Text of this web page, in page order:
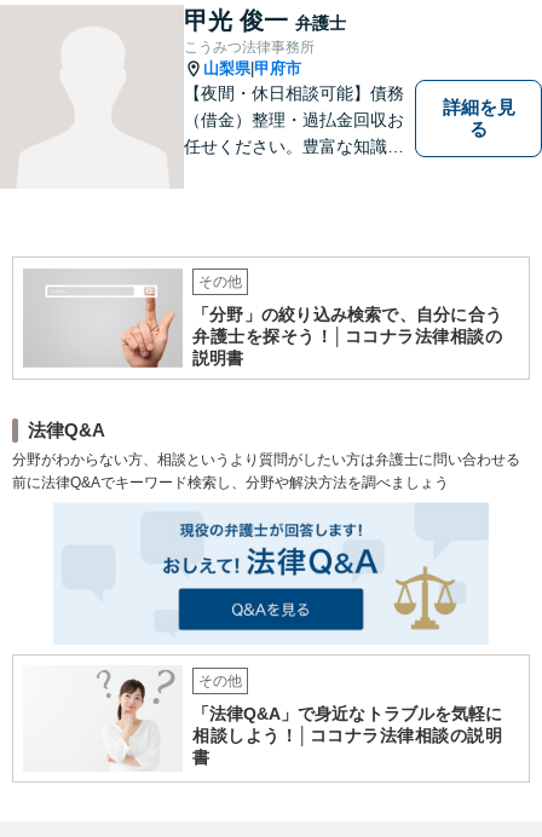
護士には、守秘義務がありま
すので、ご安心してご相談を
いただければと思います。
甲光 俊一 弁護士
こうみつ法律事務所
山梨県|甲府市
【夜間・休日相談可能】債務
（借金）整理・過払金回収お
任せください。豊富な知識・
詳細を見
る
その他
「分野」の絞り込み検索で、自分に合う
弁護士を探そう！│ココナラ法律相談の
説明書
法律Q&A
分野がわからない方、相談というより質問がしたい方は弁護士に問い合わせる
前に法律Q&Aでキーワード検索し、分野や解決方法を調べましょう
その他
「法律Q&A」で身近なトラブルを気軽に
相談しよう！│ココナラ法律相談の説明
書